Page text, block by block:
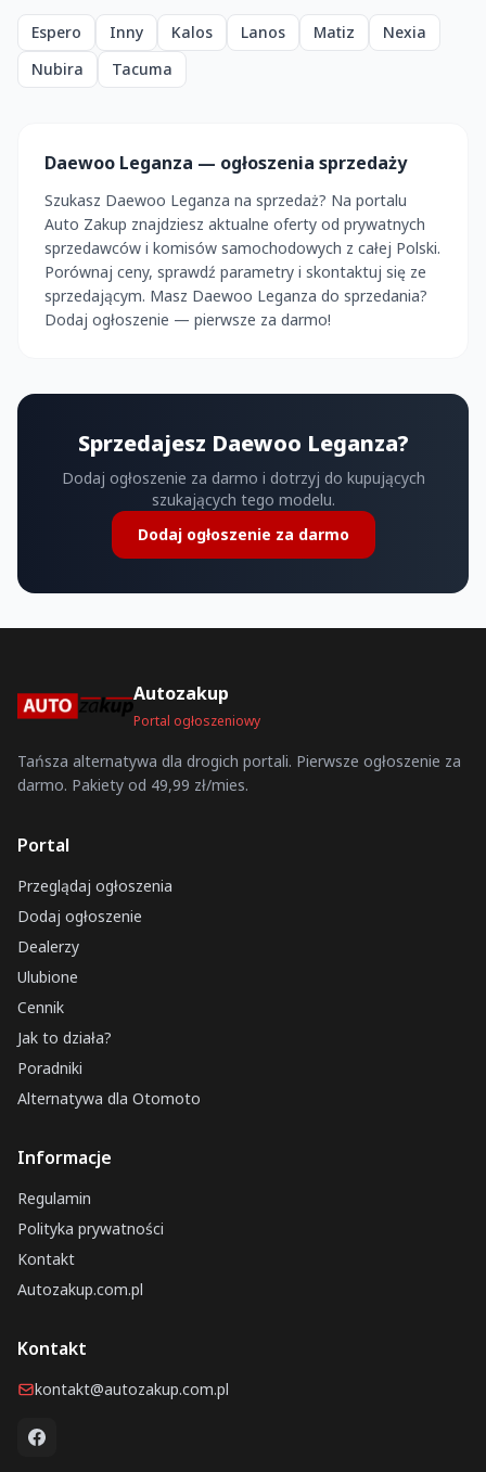
Espero Inny Kalos Lanos Matiz
Nexia
Nubira
Tacuma
Daewoo Leganza — ogłoszenia sprzedaży
Szukasz Daewoo Leganza na sprzedaż? Na portalu
Auto Zakup znajdziesz aktualne oferty od prywatnych
sprzedawców i komisów samochodowych z całej Polski.
Porównaj ceny, sprawdź parametry i skontaktuj się ze
sprzedającym. Masz Daewoo Leganza do sprzedania?
Dodaj ogłoszenie — pierwsze za darmo!
Sprzedajesz Daewoo Leganza?
Dodaj ogłoszenie za darmo i dotrzyj do kupujących
szukających tego modelu.
Dodaj ogłoszenie za darmo
Autozakup
Portal ogłoszeniowy
Tańsza alternatywa dla drogich portali. Pierwsze ogłoszenie za
darmo. Pakiety od 49,99 zł/mies.
Portal
Przeglądaj ogłoszenia
Dodaj ogłoszenie
Dealerzy
Ulubione
Cennik
Jak to działa?
Poradniki
Alternatywa dla Otomoto
Informacje
Regulamin
Polityka prywatności
Kontakt
Autozakup.com.pl
Kontakt
kontakt@autozakup.com.pl